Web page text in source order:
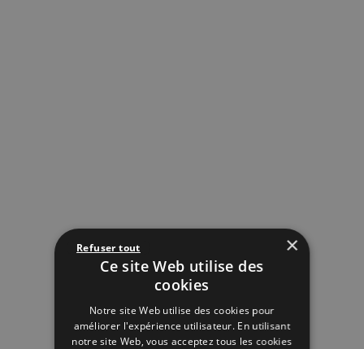
×
Ce site Web utilise des
cookies
Notre site Web utilise des cookies pour
améliorer l'expérience utilisateur. En utilisant
notre site Web, vous acceptez tous les cookies
Refuser tout